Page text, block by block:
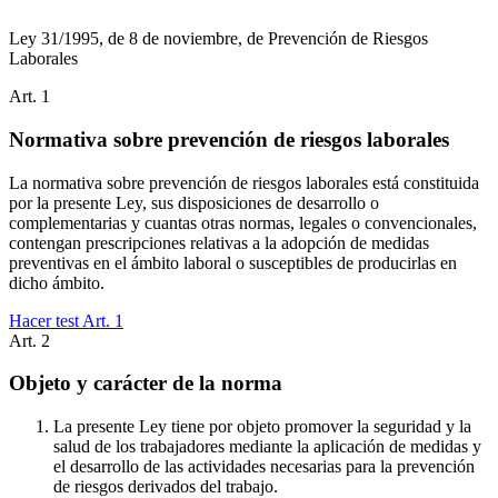
Ley 31/1995, de 8 de noviembre, de Prevención de Riesgos
Laborales
Art. 1
Normativa sobre prevención de riesgos laborales
La normativa sobre prevención de riesgos laborales está constituida
por la presente Ley, sus disposiciones de desarrollo o
complementarias y cuantas otras normas, legales o convencionales,
contengan prescripciones relativas a la adopción de medidas
preventivas en el ámbito laboral o susceptibles de producirlas en
dicho ámbito.
Hacer test Art. 1
Art. 2
Objeto y carácter de la norma
La presente Ley tiene por objeto promover la seguridad y la
salud de los trabajadores mediante la aplicación de medidas y
el desarrollo de las actividades necesarias para la prevención
de riesgos derivados del trabajo.